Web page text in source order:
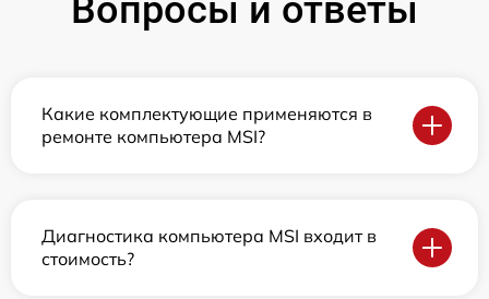
Вопросы и ответы
Какие комплектующие применяются в
ремонте компьютера MSI?
Диагностика компьютера MSI входит в
стоимость?